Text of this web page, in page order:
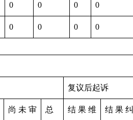
0 0 0 0
0 0 0 0
复议后起诉
尚未审
总
结果维
结果纠